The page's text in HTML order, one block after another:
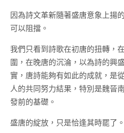
因為詩文革新隨著盛唐意象上揚
可以阻擋。
我們只看到詩歌在初唐的扭轉，
圍，在晚唐的沉淪，以為詩的興
實，唐詩能夠有如此的成就，是
人的共同努力結果，特別是魏晉
發前的基礎。
盛唐的綻放，只是恰逢其時罷了。